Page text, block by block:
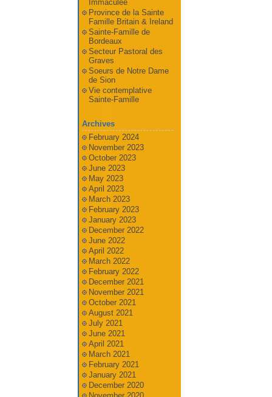
Immaculée
Province de la Sainte
Famille Britain & Ireland
Sainte-Famille de
Bordeaux
Secteur Pastoral des
Graves
Soeurs de Notre Dame
de Sion
Vie contemplative
Sainte-Famille
Archives
February 2024
November 2023
October 2023
June 2023
May 2023
April 2023
March 2023
February 2023
January 2023
December 2022
June 2022
April 2022
March 2022
February 2022
December 2021
November 2021
October 2021
August 2021
July 2021
June 2021
April 2021
March 2021
February 2021
January 2021
December 2020